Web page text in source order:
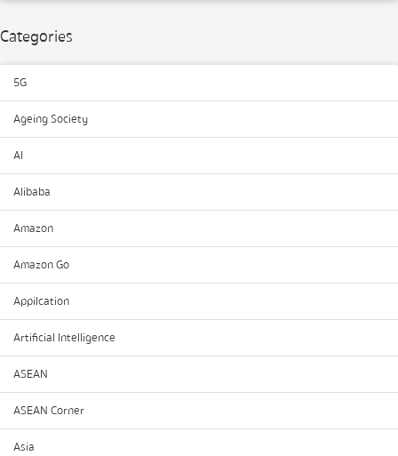
Categories
5G
Ageing Society
AI
Alibaba
Amazon
Amazon Go
Appilcation
Artificial Intelligence
ASEAN
ASEAN Corner
Asia